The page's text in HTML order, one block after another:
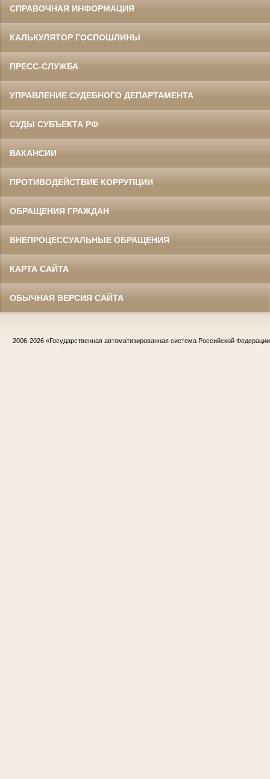
СПРАВОЧНАЯ ИНФОРМАЦИЯ
КАЛЬКУЛЯТОР ГОСПОШЛИНЫ
ПРЕСС-СЛУЖБА
УПРАВЛЕНИЕ СУДЕБНОГО ДЕПАРТАМЕНТА
СУДЫ СУБЪЕКТА РФ
ВАКАНСИИ
ПРОТИВОДЕЙСТВИЕ КОРРУПЦИИ
ОБРАЩЕНИЯ ГРАЖДАН
ВНЕПРОЦЕССУАЛЬНЫЕ ОБРАЩЕНИЯ
КАРТА САЙТА
ОБЫЧНАЯ ВЕРСИЯ САЙТА
2006-2026 «Государственная автоматизированная система Российской